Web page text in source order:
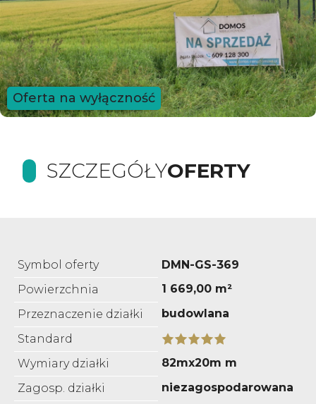
Oferta na wyłączność
SZCZEGÓŁYOFERTY
Symbol oferty
DMN-GS-369
Powierzchnia
1 669,00 m²
Przeznaczenie działki
budowlana
Standard
Wymiary działki
82mx20m m
Zagosp. działki
niezagospodarowana